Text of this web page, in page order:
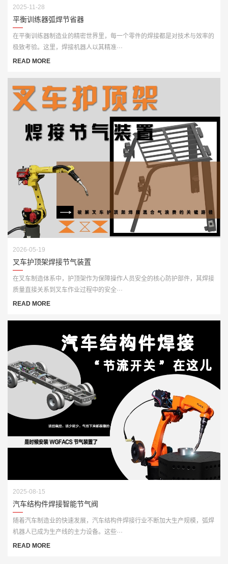
2025-11-28
平衡训练器弧焊节省器
在平衡训练器制造业的精密世界里，每一个零件的焊接都是对技术与效率的
极致考验。这里，焊接机器人以其精准···
READ MORE
2026-05-19
叉车护顶架焊接节气装置
在叉车制造体系中，护顶架作为保障操作人员安全的核心防护部件，其焊接
质量直接关系到叉车作业过程中的安全···
READ MORE
2025-08-15
汽车结构件焊接智能节气阀
随着汽车制造业的快速发展，汽车结构件焊接行业不断加大生产规模，弧焊
机器人已成为生产线的主力设备。这些···
READ MORE